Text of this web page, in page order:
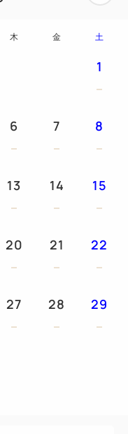
木 金 土
1
6 7 8
13 14 15
20 21 22
27 28 29